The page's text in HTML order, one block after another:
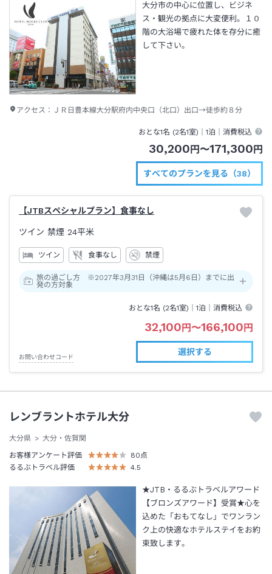
大分市の中心に位置し、ビジネ
ス・観光の拠点に大変便利。１０
階の大浴場で疲れた体を存分に癒
して下さい。
アクセス： ＪＲ日豊本線大分駅府内中央口（北口）出口→徒歩約８分
おとな1名 (2名1室)｜1泊 ｜消費税込
30,200円〜171,300円
すべてのプランを見る（38）
【JTBスペシャルプラン】食事なし
ツイン 禁煙 24平米
ツイン 食事なし 禁煙
旅の過ごし方 ※2027年3月31日（沖縄は5月6日）までに出
発の方対象
おとな1名 (2名1室)｜1泊 ｜消費税込
32,100円〜166,100円
お問い合わせコード
選択する
レンブラントホテル大分
大分県
大分・佐賀関
お客様アンケート評価
80点
るるぶトラベル評価
4.5
★JTB・るるぶトラベルアワード
【ブロンズアワード】受賞★心を
込めた「おもてなし」でワンラン
ク上の快適なホテルステイをお約
束致します。